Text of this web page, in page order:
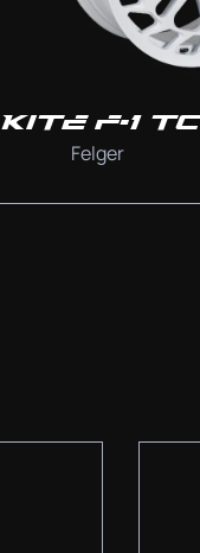
KITE F-1 TC
Felger